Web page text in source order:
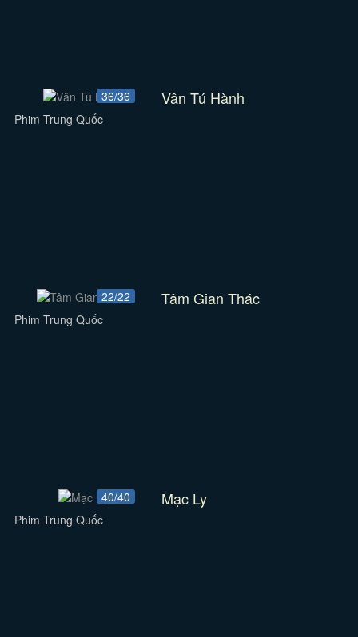
36/36 Vân Tú Hành
Phim Trung Quốc
22/22 Tâm Gian Thác
Phim Trung Quốc
40/40 Mạc Ly
Phim Trung Quốc